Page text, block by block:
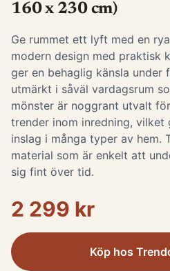
160 x 230 cm)
Ge rummet ett lyft med en
modern design med praktisk
ger en behaglig känsla under
utmärkt i såväl vardagsrum
mönster är noggrant utvalt
trender inom inredning,
inslag i många typer av hem.
material som är enkelt att
sig fint över tid.
2 299 kr
Köp hos